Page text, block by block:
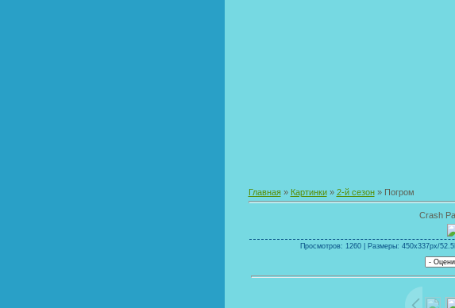
Главная» Картинки» 2-й сезон» Погром
Crash
Просмотров: 1260 | Размеры: 450x337px/